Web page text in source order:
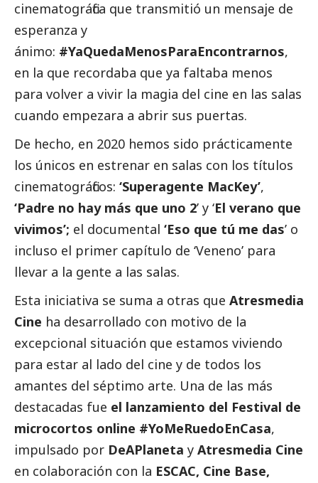
cinematográfica que transmitió un mensaje de
esperanza y
ánimo: #YaQuedaMenosParaEncontrarnos,
en la que recordaba que ya faltaba menos
para volver a vivir la magia del cine en las salas
cuando empezara a abrir sus puertas.
De hecho, en 2020 hemos sido prácticamente
los únicos en estrenar en salas con los títulos
cinematográficos: ‘Superagente MacKey’,
‘Padre no hay más que uno 2’ y ‘El verano que
vivimos’; el documental ‘Eso que tú me das’ o
incluso el primer capítulo de ‘Veneno’ para
llevar a la gente a las salas.
Esta iniciativa se suma a otras que Atresmedia
Cine ha desarrollado con motivo de la
excepcional situación que estamos viviendo
para estar al lado del cine y de todos los
amantes del séptimo arte. Una de las más
destacadas fue el lanzamiento del Festival de
microcortos online #YoMeRuedoEnCasa,
impulsado por DeAPlaneta y Atresmedia Cine
en colaboración con la ESCAC, Cine Base,